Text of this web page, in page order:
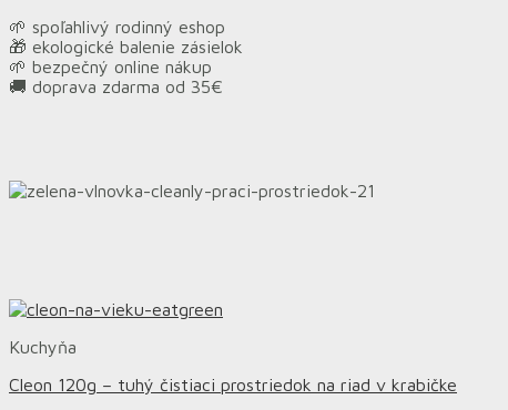
🌱 spoľahlivý rodinný eshop
🎁 ekologické balenie zásielok
🌱 bezpečný online nákup
🚚 doprava zdarma od 35€
Kuchyňa
Cleon 120g – tuhý čistiaci prostriedok na riad v krabičke